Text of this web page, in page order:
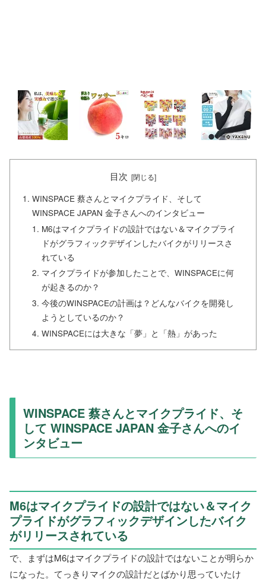
目次
WINSPACE 蔡さんとマイクプライド、そして
WINSPACE JAPAN 金子さんへのインタビュー
M6はマイクプライドの設計ではない＆マイクプライ
ドがグラフィックデザインしたバイクがリリースさ
れている
マイクプライドが参加したことで、WINSPACEに何
が起きるのか？
今後のWINSPACEの計画は？どんなバイクを開発し
ようとしているのか？
WINSPACEには大きな「夢」と「熱」があった
WINSPACE 蔡さんとマイクプライド、そ
して WINSPACE JAPAN 金子さんへのイ
ンタビュー
M6はマイクプライドの設計ではない＆マイク
プライドがグラフィックデザインしたバイク
がリリースされている
で、まずはM6はマイクプライドの設計ではないことが明らか
になった。てっきりマイクの設計だとばかり思っていたけ